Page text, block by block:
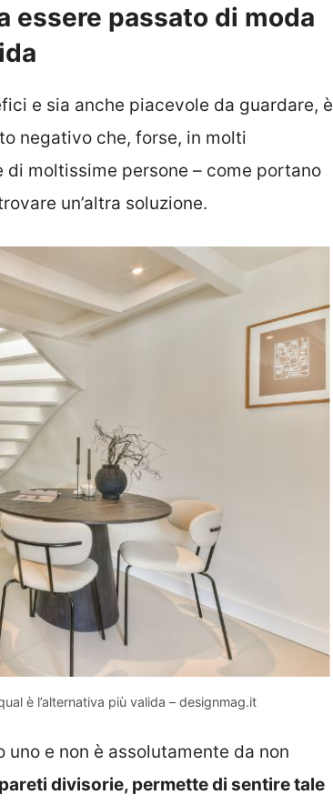
essere passato di moda
e sia anche piacevole da guardare, è
negativo che, forse, in molti
moltissime persone – come portano
un’altra soluzione.
è l’alternativa più valida – designmag.it
uno e non è assolutamente da non
divisorie, permette di sentire tale